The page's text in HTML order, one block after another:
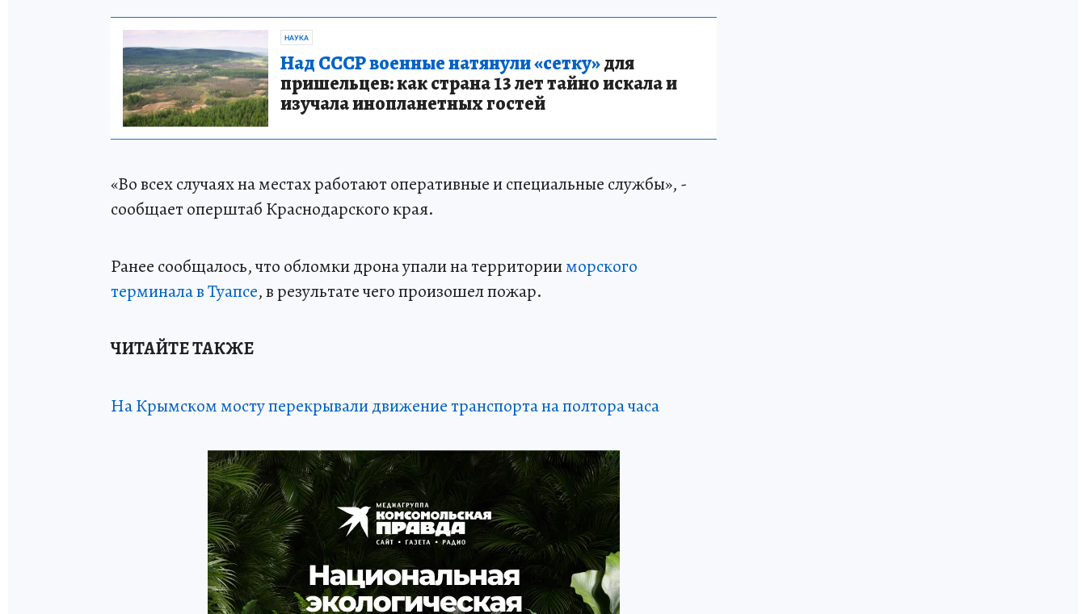
НАУКА
Над СССР военные натянули «сетку»для
пришельцев: как страна 13 лет тайно искала и
изучала инопланетных гостей
«Во всех случаях на местах работают оперативные и специальные службы», -
сообщает оперштаб Краснодарского края.
Ранее сообщалось, что обломки дрона упали на территорииморского
терминала в Туапсе, в результате чего произошел пожар.
ЧИТАЙТЕ ТАКЖЕ
На Крымском мосту перекрывали движение транспорта на полтора часа